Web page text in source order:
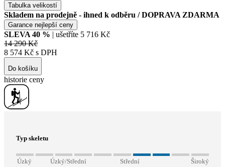
Tabulka velikostí
Skladem na prodejně - ihned k odběru / DOPRAVA ZDARMA
Garance nejlepší ceny
SLEVA 40 % | ušetříte 5 716 Kč
14 290 Kč
8 574 Kč s DPH
Do košíku
historie ceny
Typ skeletu
Úzký Úzký/Střední Střední Široký